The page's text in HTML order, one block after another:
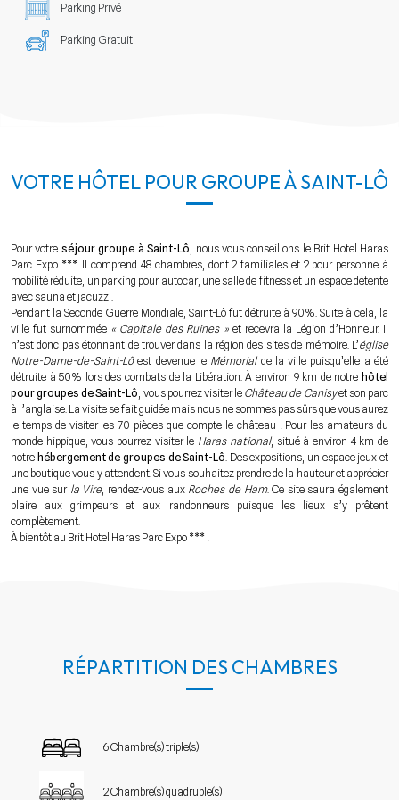
Parking Privé
Parking Gratuit
VOTRE HÔTEL POUR GROUPE À SAINT-LÔ
Pour votre séjour groupe à Saint-Lô , nous vous conseillons le Brit Hotel Haras
Parc Expo ***. Il comprend 48 chambres, dont 2 familiales et 2 pour personne à
mobilité réduite, un parking pour autocar, une salle de fitness et un espace détente
avec sauna et jacuzzi.
Pendant la Seconde Guerre Mondiale, Saint-Lô fut détruite à 90%. Suite à cela, la
ville fut surnommée « Capitale des Ruines »et recevra la Légion d’Honneur. Il
n’est donc pas étonnant de trouver dans la région des sites de mémoire. L’église
Notre-Dame-de-Saint-Lôest devenue le Mémorialde la ville puisqu’elle a été
détruite à 50% lors des combats de la Libération. À environ 9 km de notre hôtel
pour groupes de Saint-Lô , vous pourrez visiter le Château de Canisyet son parc
à l’anglaise. La visite se fait guidée mais nous ne sommes pas sûrs que vous aurez
le temps de visiter les 70 pièces que compte le château ! Pour les amateurs du
monde hippique, vous pourrez visiter le Haras national, situé à environ 4 km de
notre hébergement de groupes de Saint-Lô . Des expositions, un espace jeux et
une boutique vous y attendent. Si vous souhaitez prendre de la hauteur et apprécier
une vue sur la Vire, rendez-vous aux Roches de Ham. Ce site saura également
plaire aux grimpeurs et aux randonneurs puisque les lieux s’y prêtent
complètement.
À bientôt au Brit Hotel Haras Parc Expo *** !
RÉPARTITION DES CHAMBRES
6 Chambre(s) triple(s)
2 Chambre(s) quadruple(s)